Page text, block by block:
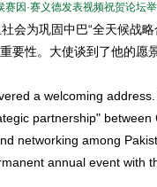
赛因·赛义德发表视频祝贺论坛
为巩固中巴“全天候战
要性。大使谈到了他的愿
a welcoming
partnership"
networking among
annual event with